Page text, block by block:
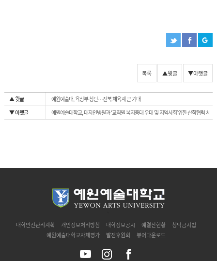
목록 ▲윗글 ▼아랫글
▲ 윗글
예원예술대, 육상부 창단…전북 체육계 큰 기대
▼ 아랫글
예원예술대학교, 대자인병원과 ‘교직원 복지증대 우대 및 지역사회’위한 산학협력 체
대학안전관리계획 개인정보처리방침 대학정보공시 예결산현황
청탁금지법
예원예술대학교자체평가
발전후원회 뷰어다운로드